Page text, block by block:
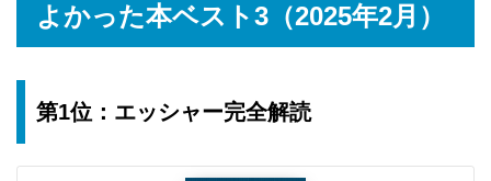
よかった本ベスト3（2025年2月）
第1位：エッシャー完全解読